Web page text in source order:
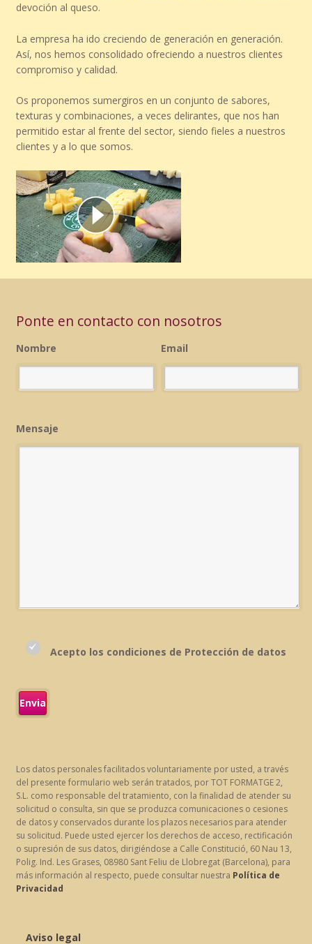
devoción al queso.
La empresa ha ido creciendo de generación en generación.
Así, nos hemos consolidado ofreciendo a nuestros clientes
compromiso y calidad.
Os proponemos sumergiros en un conjunto de sabores,
texturas y combinaciones, a veces delirantes, que nos han
permitido estar al frente del sector, siendo fieles a nuestros
clientes y a lo que somos.
Ponte en contacto con nosotros
Nombre Email
Mensaje
Acepto los condiciones de Protección de datos
Los datos personales facilitados voluntariamente por usted, a través
del presente formulario web serán tratados, por TOT FORMATGE 2,
S.L. como responsable del tratamiento, con la finalidad de atender su
solicitud o consulta, sin que se produzca comunicaciones o cesiones
de datos y conservados durante los plazos necesarios para atender
su solicitud. Puede usted ejercer los derechos de acceso, rectificación
o supresión de sus datos, dirigiéndose a Calle Constitució, 60 Nau 13,
Polig. Ind. Les Grases, 08980 Sant Feliu de Llobregat (Barcelona), para
más información al respecto, puede consultar nuestra Política de
Privacidad
Aviso legal